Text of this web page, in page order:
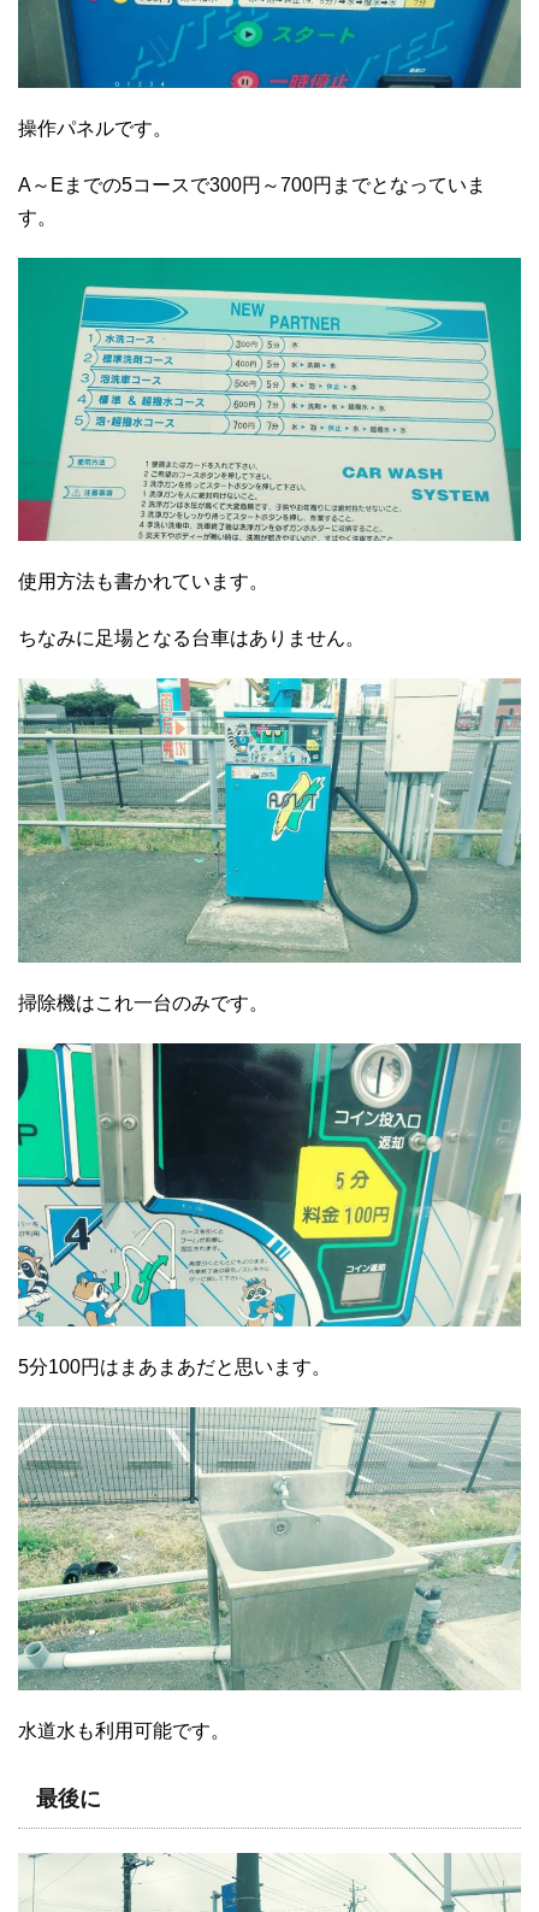
操作パネルです。
A～Eまでの5コースで300円～700円までとなっていま
す。
使用方法も書かれています。
ちなみに足場となる台車はありません。
掃除機はこれ一台のみです。
5分100円はまあまあだと思います。
水道水も利用可能です。
最後に